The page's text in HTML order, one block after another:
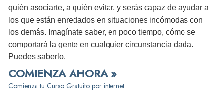
quién asociarte, a quién evitar, y serás capaz de ayudar a
los que están enredados en situaciones incómodas con
los demás. Imagínate saber, en poco tiempo, cómo se
comportará la gente en cualquier circunstancia dada.
Puedes saberlo.
COMIENZA AHORA »
Comienza tu Curso Gratuito por internet.